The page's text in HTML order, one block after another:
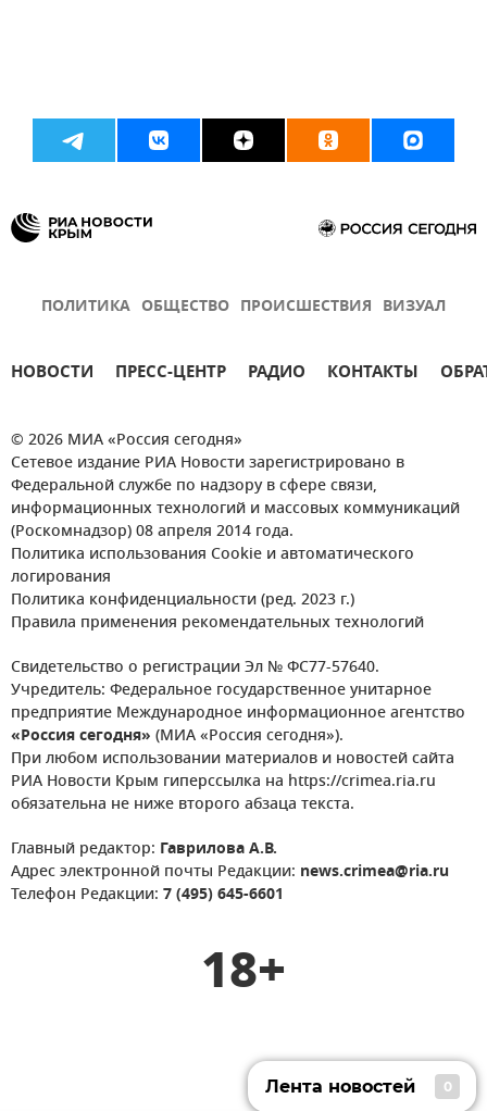
ПОЛИТИКА ОБЩЕСТВО ПРОИСШЕСТВИЯ ВИЗУАЛ
НОВОСТИ ПРЕСС-ЦЕНТР РАДИО КОНТАКТЫ
© 2026 МИА «Россия сегодня»
Сетевое издание РИА Новости зарегистрировано в
Федеральной службе по надзору в сфере связи,
информационных технологий и массовых коммуникаций
(Роскомнадзор) 08 апреля 2014 года.
Политика использования Cookie и автоматического
логирования
Политика конфиденциальности (ред. 2023 г.)
Правила применения рекомендательных технологий
Свидетельство о регистрации Эл № ФС77-57640.
Учредитель: Федеральное государственное унитарное
предприятие Международное информационное агентство
«Россия сегодня» (МИА «Россия сегодня»).
При любом использовании материалов и новостей сайта
РИА Новости Крым гиперссылка на https://crimea.ria.ru
обязательна не ниже второго абзаца текста.
Главный редактор: Гаврилова А.В.
Адрес электронной почты Редакции: news.crimea@ria.ru
Телефон Редакции: 7 (495) 645-6601
18+
Лента новостей 0